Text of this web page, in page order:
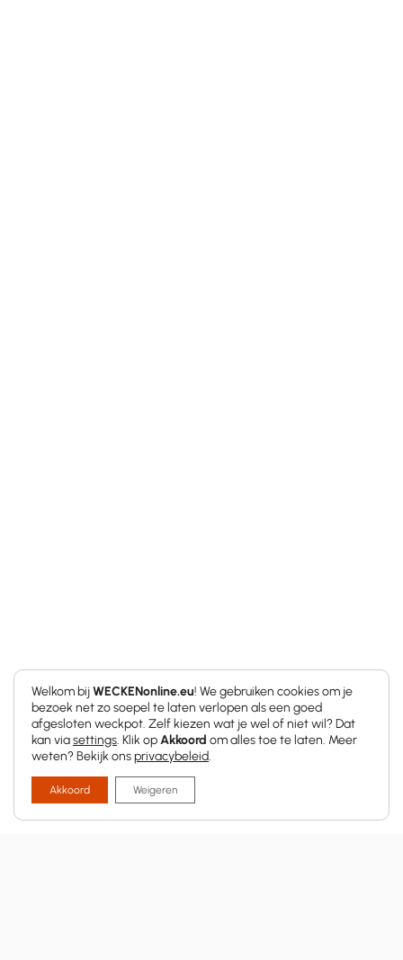
Welkom bijWECKENonline.eu! We gebruiken cookies om je
bezoek net zo soepel te laten verlopen als een goed
afgesloten weckpot. Zelf kiezen wat je wel of niet wil? Dat
kan viasettings. Klik opAkkoord om alles toe te laten. Meer
weten? Bekijk onsprivacybeleid.
Akkoord Weigeren